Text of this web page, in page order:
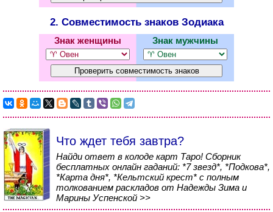
2. Совместимость знаков Зодиака
Знак женщины Знак мужчины
Что ждет тебя завтра?
Найди ответ в колоде карт Таро! Сборник
бесплатных онлайн гаданий: *7 звезд*, *Подкова*,
*Карта дня*, *Кельтский крест* с полным
толкованием раскладов от Надежды Зима и
Марины Успенской >>